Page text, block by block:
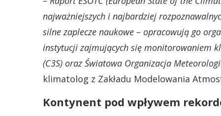
najważniejszych i najbardziej
silne zaplecze naukowe – opracowują go
instytucji zajmujących się monitorowaniem
(C3S) oraz Światowa Organizacja
klimatolog z Zakładu Modelowania
Kontynent pod wpływem